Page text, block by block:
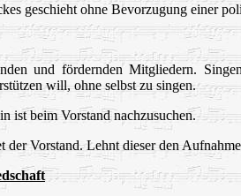
geschieht ohne Bevorzugung einer
und fördernden Mitgliedern.
will, ohne selbst zu singen.
ist beim Vorstand nachzusuchen.
der Vorstand. Lehnt dieser den